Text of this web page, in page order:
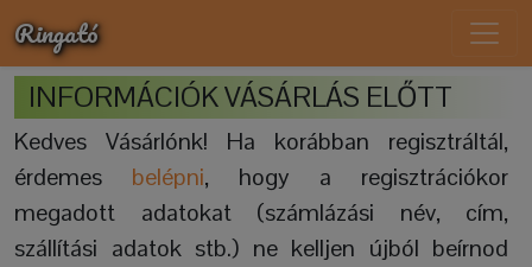
Ringató
INFORMÁCIÓK VÁSÁRLÁS ELŐTT
Kedves Vásárlónk! Ha korábban regisztráltál,
érdemes belépni, hogy a regisztrációkor
megadott adatokat (számlázási név, cím,
szállítási adatok stb.) ne kelljen újból beírnod